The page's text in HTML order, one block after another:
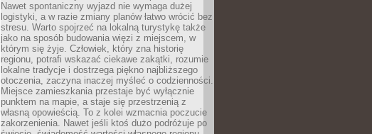
Nawet spontaniczny wyjazd nie wymaga dużej
logistyki, a w razie zmiany planów łatwo wrócić bez
stresu. Warto spojrzeć na lokalną turystykę także
jako na sposób budowania więzi z miejscem, w
którym się żyje. Człowiek, który zna historię
regionu, potrafi wskazać ciekawe zakątki, rozumie
lokalne tradycje i dostrzega piękno najbliższego
otoczenia, zaczyna inaczej myśleć o codzienności.
Miejsce zamieszkania przestaje być wyłącznie
punktem na mapie, a staje się przestrzenią z
własną opowieścią. To z kolei wzmacnia poczucie
zakorzenienia. Nawet jeśli ktoś dużo podróżuje po